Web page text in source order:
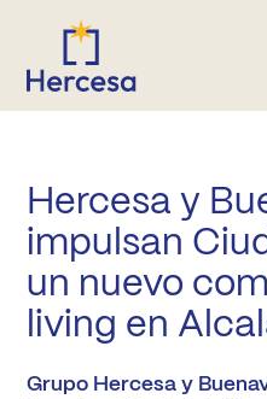
Hercesa y
impulsan
un nuevo
living en
Grupo Hercesa y